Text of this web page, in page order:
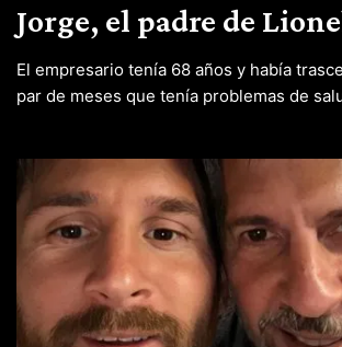
Jorge, el padre de
El empresario tenía 68 años y había
par de meses que tenía problemas de